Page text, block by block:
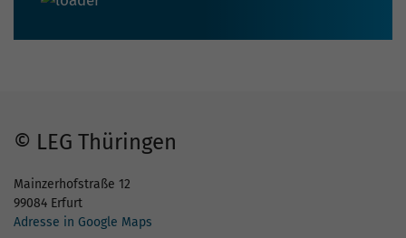
© LEG Thüringen
Mainzerhofstraße 12
99084 Erfurt
Adresse in Google Maps